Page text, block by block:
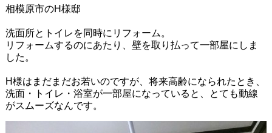
相模原市のH様邸
洗面所とトイレを同時にリフォーム。
リフォームするのにあたり、壁を取り払って一部屋にしま
した。
H様はまだまだお若いのですが、将来高齢になられたとき、
洗面・トイレ・浴室が一部屋になっていると、とても動線
がスムーズなんです。